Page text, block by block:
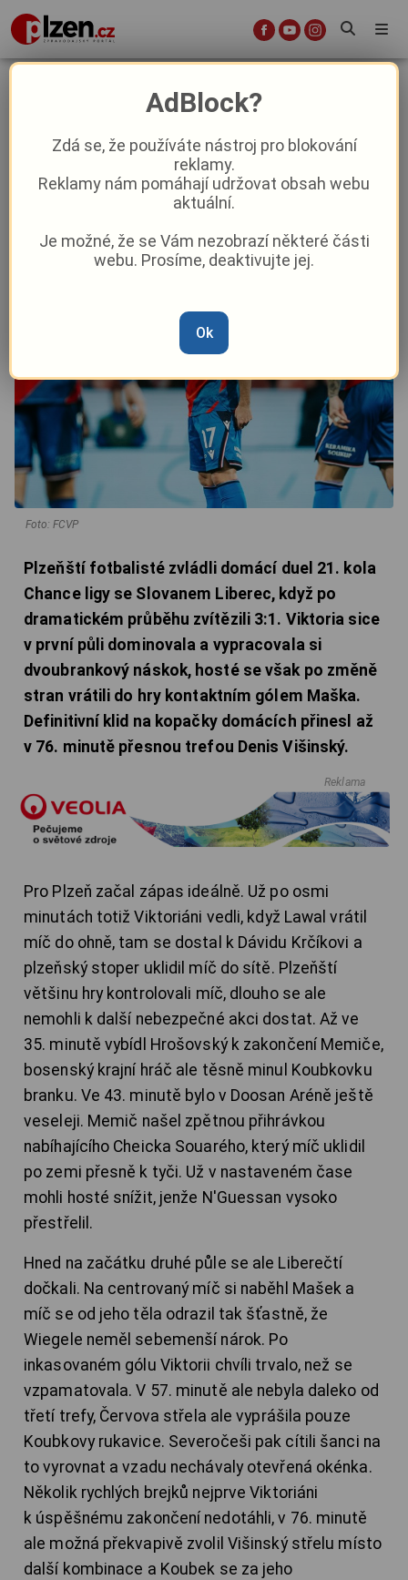
Viktoria si komplikace nepřipustila.
Liberecký odpor zlomil Višinský
|20:25
Foto: FCVP
Plzeňští fotbalisté zvládli domácí duel 21. kola
Chance ligy se Slovanem Liberec, když po
dramatickém průběhu zvítězili 3:1. Viktoria sice
v první půli dominovala a vypracovala si
dvoubrankový náskok, hosté se však po změně
stran vrátili do hry kontaktním gólem Maška.
Definitivní klid na kopačky domácích přinesl až
v 76. minutě přesnou trefou Denis Višinský.
Reklama
Pro Plzeň začal zápas ideálně. Už po osmi
minutách totiž Viktoriáni vedli, když Lawal vrátil
míč do ohně, tam se dostal k Dávidu Krčíkovi a
plzeňský stoper uklidil míč do sítě. Plzeňští
většinu hry kontrolovali míč, dlouho se ale
nemohli k další nebezpečné akci dostat. Až ve
35. minutě vybídl Hrošovský k zakončení Memiče,
bosenský krajní hráč ale těsně minul Koubkovku
branku. Ve 43. minutě bylo v Doosan Aréně ještě
veseleji. Memič našel zpětnou přihrávkou
nabíhajícího Cheicka Souarého, který míč uklidil
po zemi přesně k tyči. Už v nastaveném čase
mohli hosté snížit, jenže N'Guessan vysoko
přestřelil.
Hned na začátku druhé půle se ale Liberečtí
dočkali. Na centrovaný míč si naběhl Mašek a
míč se od jeho těla odrazil tak šťastně, že
Wiegele neměl sebemenší nárok. Po
inkasovaném gólu Viktorii chvíli trvalo, než se
vzpamatovala. V 57. minutě ale nebyla daleko od
třetí trefy, Červova střela ale vyprášila pouze
Koubkovy rukavice. Severočeši pak cítili šanci na
to vyrovnat a vzadu nechávaly otevřená okénka.
Několik rychlých brejků nejprve Viktoriáni
k úspěšnému zakončení nedotáhli, v 76. minutě
ale možná překvapivě zvolil Višinský střelu místo
další kombinace a Koubek se za jeho
AdBlock?
Zdá se, že používáte nástroj pro blokování
reklamy.
Reklamy nám pomáhají udržovat obsah webu
aktuální.
Je možné, že se Vám nezobrazí některé části
webu. Prosíme, deaktivujte jej.
Ok